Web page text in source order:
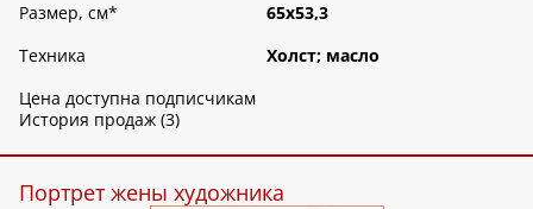
Размер, см*
65х53,3
Техника
Холст; масло
Цена доступна подписчикам
История продаж (3)
Портрет жены художника